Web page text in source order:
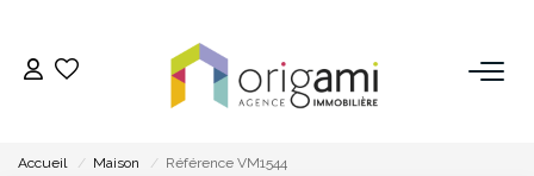
Accueil Maison Référence VM1544